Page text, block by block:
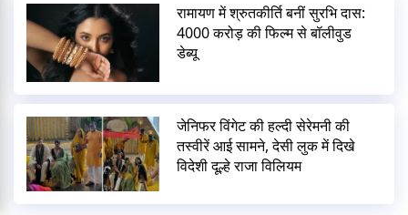
रामायण में श्रुतकीर्ति बनीं सुरभि दास:
4000 करोड़ की फिल्म से बॉलीवुड
डेब्यू
जेनिफर विंगेट की हल्दी सेरेमनी की
तस्वीरें आई सामने, देसी लुक में दिखे
विदेशी दूल्हे राजा विलियम